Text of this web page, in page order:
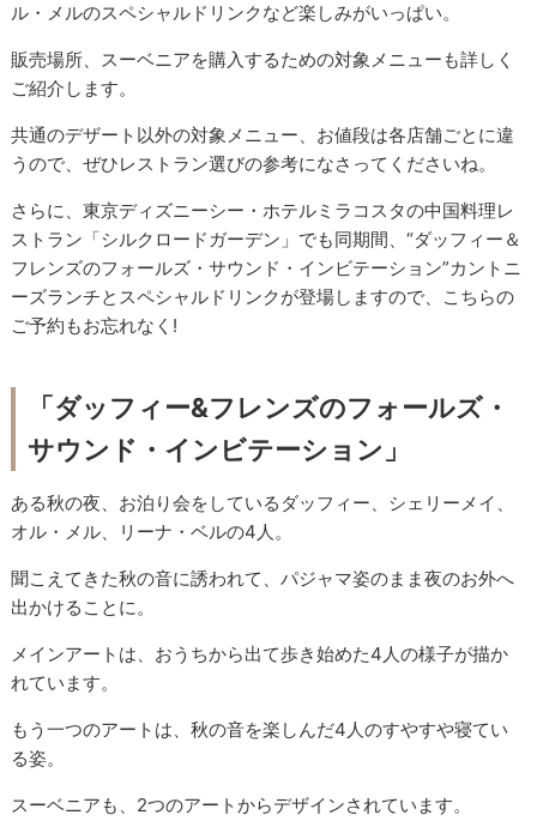
ル・メルのスペシャルドリンクなど楽しみがいっぱい。
販売場所、スーベニアを購入するための対象メニューも詳しく
ご紹介します。
共通のデザート以外の対象メニュー、お値段は各店舗ごとに違
うので、ぜひレストラン選びの参考になさってくださいね。
さらに、東京ディズニーシー・ホテルミラコスタの中国料理レ
ストラン「シルクロードガーデン」でも同期間、“ダッフィー＆
フレンズのフォールズ・サウンド・インビテーション”カントニ
ーズランチとスペシャルドリンクが登場しますので、こちらの
ご予約もお忘れなく!
「ダッフィー&フレンズのフォールズ・
サウンド・インビテーション」
ある秋の夜、お泊り会をしているダッフィー、シェリーメイ、
オル・メル、リーナ・ベルの4人。
聞こえてきた秋の音に誘われて、パジャマ姿のまま夜のお外へ
出かけることに。
メインアートは、おうちから出て歩き始めた4人の様子が描か
れています。
もう一つのアートは、秋の音を楽しんだ4人のすやすや寝てい
る姿。
スーベニアも、2つのアートからデザインされています。